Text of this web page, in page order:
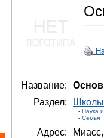
Название:
Раздел:
- Наука
- Семья
Адрес: Миасс,